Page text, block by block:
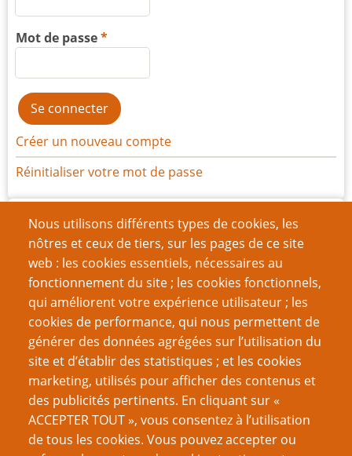
Nous utilisons différents types de cookies, les
nôtres et ceux de tiers, sur les pages de ce site
web : les cookies essentiels, nécessaires au
fonctionnement du site ; les cookies fonctionnels,
qui améliorent votre expérience utilisateur ; les
cookies de performance, qui nous permettent de
générer des données agrégées sur l’utilisation du
site et d’établir des statistiques ; et les cookies
marketing, utilisés pour afficher des contenus et
des publicités pertinents. En cliquant sur «
ACCEPTER TOUT », vous consentez à l’utilisation
de tous les cookies. Vous pouvez accepter ou
Mot de passe
Créer un nouveau compte
Réinitialiser votre mot de passe
Archives
juin 2024 (8)
mars 2024(7)
décembre 2023(14)
septembre 2023(8)
juin 2023
(13)
mai 2023(1)
mars 2023(10)